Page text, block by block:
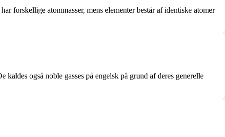
forskellige atommasser, mens elementer består af identiske atomer
også noble gasses på engelsk på grund af deres generelle